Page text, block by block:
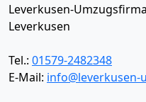
Leverkusen-
Leverkusen
Tel.: 01579-2482348
E-Mail: